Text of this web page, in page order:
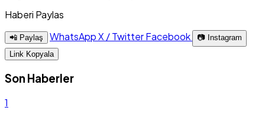
Haberi Paylas
📲 Paylaş WhatsAppX / TwitterFacebook
📷 Instagram
Link Kopyala
Son Haberler
1